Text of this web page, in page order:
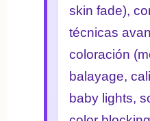
skin fade),
técnicas
coloración
balayage,
baby lights,